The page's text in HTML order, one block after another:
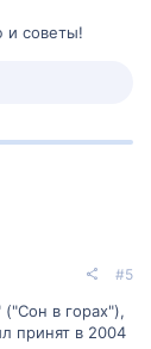
и советы!
#5
в горах"),
принят в 2004